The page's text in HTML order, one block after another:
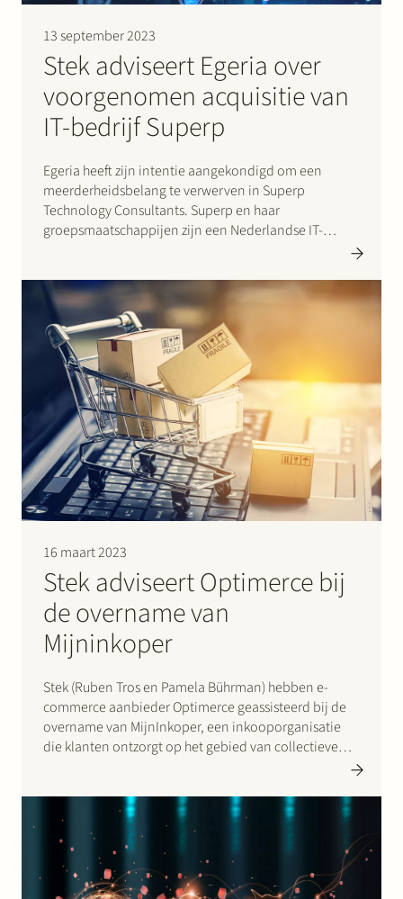
13 september 2023
Stek adviseert Egeria over
voorgenomen acquisitie van
IT-bedrijf Superp
Egeria heeft zijn intentie aangekondigd om een
meerderheidsbelang te verwerven in Superp
Technology Consultants. Superp en haar
groepsmaatschappijen zijn een Nederlandse IT-
service provider gespecialiseerd in de implementatie
ongeveer 300 werknemers en bedient klanten zoals
Jumbo en Nationale Nederlanden. Afronding van de
overname…
16 maart 2023
Stek adviseert Optimerce bij
de overname van
Mijninkoper
Stek (Ruben Tros en Pamela Bührman) hebben e-
commerce aanbieder Optimerce geassisteerd bij de
overname van MijnInkoper, een inkooporganisatie
die klanten ontzorgt op het gebied van collectieve
verkoopplatform. Optimerce richt zich met name op
het verzorgen van ledenvoordeelcampagnes…